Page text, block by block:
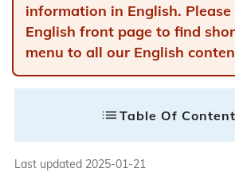
information in English. Please
English front page to find
menu to all our English
Håndbok
listTable Of
Last updated 2025-01-21